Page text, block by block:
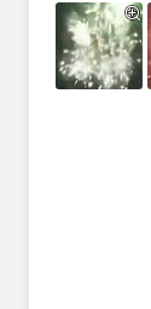
Фейерверк
красные и
создают
салют